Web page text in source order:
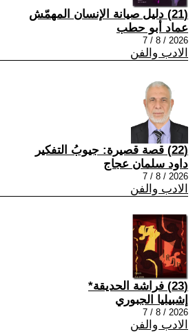
(21) دليل صيانة الإنسان المهمّش
عماد أبو حطب
2026 / 8 / 7
الادب والفن
(22) قصة قصيرة: جيوبُ التفكير
داود سلمان عجاج
2026 / 8 / 7
الادب والفن
(23) فراشة الحديقة*
إشبيليا الجبوري
2026 / 8 / 7
الادب والفن